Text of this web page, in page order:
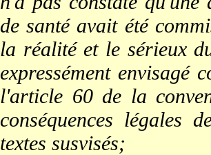
de santé avait été
la réalité et le sérieux
expressément envisagé
l'article 60 de la
conséquences légales
textes susvisés;